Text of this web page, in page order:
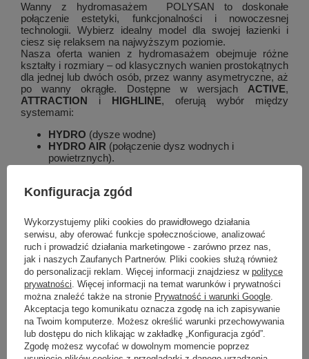
Wanny z hydromasażem POLYSAN to doskonałe
połączenie estetyki, funkcjonalności i nowoczesnej
technologii. Wybierz idealny model dla swojej łazienki i
ciesz się relaksem na najwyższym poziomie.
Nasza oferta wanien z hydromasażem obejmuje różne
kształty i rozmiary – od klasycznych wanien prostokątnych
dla jednej lub dwóch osób, przez wanny asymetryczne, aż
po wanny okrągłe. Dostępne w wersjach ACTIVE,
ATTRACTION i HIGHLINE, oferują wybór między
systemami:
HYDRO (dysze wodne)
HYDRO AIR (połączenie dysz wodnych i
powietrznych).
Coloroterapię– dla relaksu i stworzenia wyjątkowej
Napełnianie przez przelew– eleganckie i
praktyczne rozwiązanie.
Wszystkie systemy hydromasażu dostępne są w kolorach:
chrom,białyorazczarny– bez różnicy w cenie.
Możliwość wykonania wanny w
kolorach:
Dopłata 30 % do ceny za białą wannę:
Marka Polysan
Podmiot odpowiedzialny za ten
produkt na terenie UE
UBC s.r.o. Więcej
Symbol 81541.3010
Potrzebujesz pomocy? Masz pytania?
Konfiguracja zgód
Wykorzystujemy pliki cookies do prawidłowego działania
serwisu, aby oferować funkcje społecznościowe, analizować
ruch i prowadzić działania marketingowe - zarówno przez nas,
jak i naszych Zaufanych Partnerów. Pliki cookies służą również
do personalizacji reklam. Więcej informacji znajdziesz w polityce
prywatności . Więcej informacji na temat warunków i prywatności
można znaleźć także na stronie Prywatność i warunki Google
Akceptacja tego komunikatu oznacza zgodę na ich zapisywanie
na Twoim komputerze. Możesz określić warunki przechowywania
lub dostępu do nich klikając w zakładkę „Konfiguracja zgód”.
Zgodę możesz wycofać w dowolnym momencie poprzez